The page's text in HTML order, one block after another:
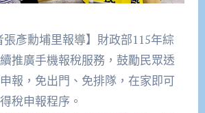
張彥勳埔里報導】財政部115年綜
推廣手機報稅服務，鼓勵民眾透
報，免出門、免排隊，在家即可
稅申報程序。